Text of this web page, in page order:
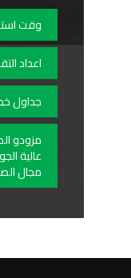
وقت
اعداد
جداول
مزودو
عالية
مجال